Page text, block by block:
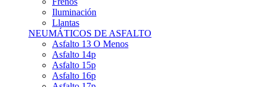
Iluminación
Llantas
NEUMÁTICOS DE ASFALTO
Asfalto 13 O Menos
Asfalto 14p
Asfalto 15p
Asfalto 16p